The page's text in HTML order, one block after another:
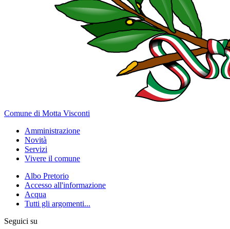
Comune di Motta Visconti
Amministrazione
Novità
Servizi
Vivere il comune
Albo Pretorio
Accesso all'informazione
Acqua
Tutti gli argomenti...
Seguici su